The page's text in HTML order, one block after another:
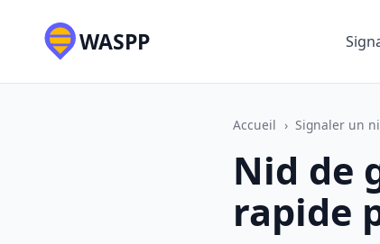
WASPP
Accueil › Signaler un
Nid de
rapide